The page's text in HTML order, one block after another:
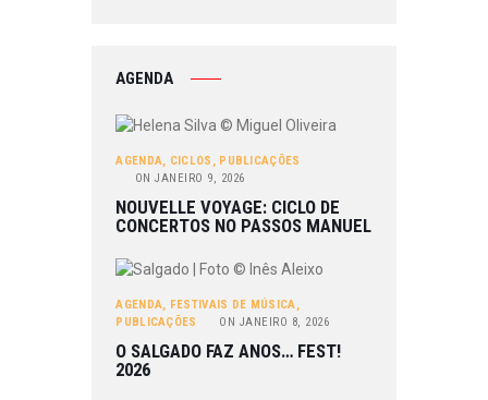
AGENDA
AGENDA, CICLOS , PUBLICAÇÕES
ON JANEIRO 9, 2026
NOUVELLE VOYAGE: CICLO DE
CONCERTOS NO PASSOS MANUEL
AGENDA, FESTIVAIS DE MÚSICA,
PUBLICAÇÕES
ON JANEIRO 8, 2026
O SALGADO FAZ ANOS… FEST!
2026